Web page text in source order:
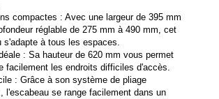
compactes : Avec une largeur de 395 mm
réglable de 275 mm à 490 mm, cet
s'adapte à tous les espaces.
: Sa hauteur de 620 mm vous permet
facilement les endroits difficiles d'accès.
: Grâce à son système de pliage
l'escabeau se range facilement dans un